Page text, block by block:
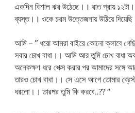
একদিন বিশাল ঝর উঠেছে।। রাত প্রায়
ব্যস্ত।। ওকে চরম উত্তেজনায় উঠিয়ে
আমি – ” ধরো আমরা বাইরে কোনো ক্লাবে
সবার চোখ বাধা।। আমি আর তুমি চোখ বাধা
অনেকক্ষণ ধরে শেক্স করার পর আমাদের
তারও চোখ বাধা।। সে এসে আগে তোমার
ধরলো।। তারপর তুমি কি করবে..?? ”